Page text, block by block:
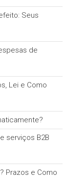
Seus
de
Lei e Como
serviços B2B
Prazos e Como